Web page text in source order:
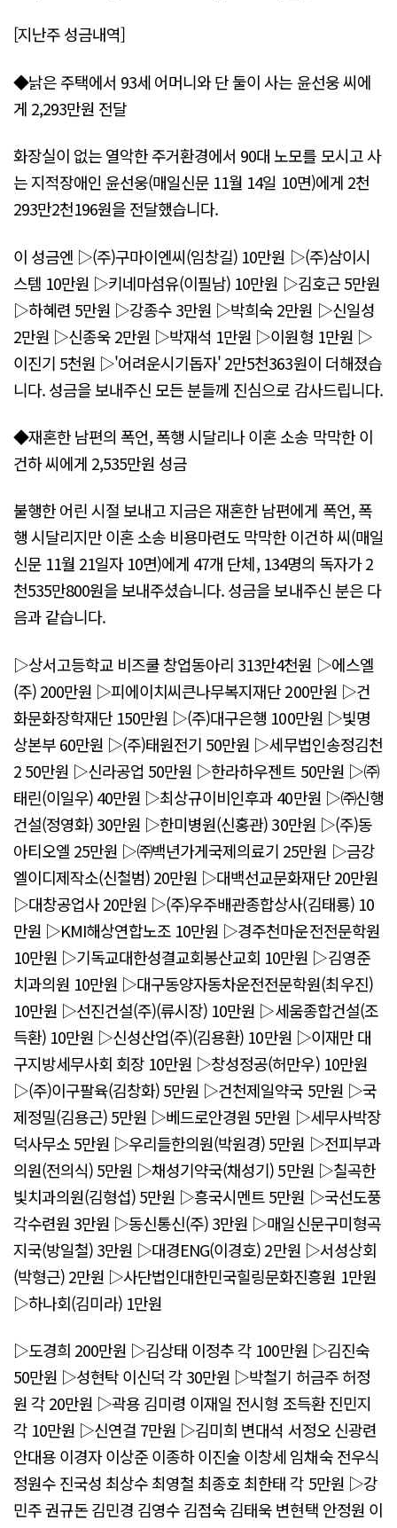
[지난주 성금내역]
◆낡은 주택에서 93세 어머니와 단 둘이 사는 윤선웅 씨에
게 2,293만원 전달
화장실이 없는 열악한 주거환경에서 90대 노모를 모시고 사
는 지적장애인 윤선웅(매일신문 11월 14일 10면)에게 2천
293만2천196원을 전달했습니다.
이 성금엔 ▷(주)구마이엔씨(임창길) 10만원 ▷(주)삼이시
스템 10만원 ▷키네마섬유(이필남) 10만원 ▷김호근 5만원
▷하혜련 5만원 ▷강종수 3만원 ▷박희숙 2만원 ▷신일성
2만원 ▷신종욱 2만원 ▷박재석 1만원 ▷이원형 1만원 ▷
이진기 5천원 ▷'어려운시기돕자' 2만5천363원이 더해졌습
니다. 성금을 보내주신 모든 분들께 진심으로 감사드립니다.
◆재혼한 남편의 폭언, 폭행 시달리나 이혼 소송 막막한 이
건하 씨에게 2,535만원 성금
불행한 어린 시절 보내고 지금은 재혼한 남편에게 폭언, 폭
행 시달리지만 이혼 소송 비용마련도 막막한 이건하 씨(매일
신문 11월 21일자 10면)에게 47개 단체, 134명의 독자가 2
천535만800원을 보내주셨습니다. 성금을 보내주신 분은 다
음과 같습니다.
▷상서고등학교 비즈쿨 창업동아리 313만4천원 ▷에스엘
(주) 200만원 ▷피에이치씨큰나무복지재단 200만원 ▷건
화문화장학재단 150만원 ▷(주)대구은행 100만원 ▷빛명
상본부 60만원 ▷(주)태원전기 50만원 ▷세무법인송정김천
2 50만원 ▷신라공업 50만원 ▷한라하우젠트 50만원 ▷㈜
태린(이일우) 40만원 ▷최상규이비인후과 40만원 ▷㈜신행
건설(정영화) 30만원 ▷한미병원(신홍관) 30만원 ▷(주)동
아티오엘 25만원 ▷㈜백년가게국제의료기 25만원 ▷금강
엘이디제작소(신철범) 20만원 ▷대백선교문화재단 20만원
▷대창공업사 20만원 ▷(주)우주배관종합상사(김태룡) 10
만원 ▷KMI해상연합노조 10만원 ▷경주천마운전전문학원
10만원 ▷기독교대한성결교회봉산교회 10만원 ▷김영준
치과의원 10만원 ▷대구동양자동차운전전문학원(최우진)
10만원 ▷선진건설(주)(류시장) 10만원 ▷세움종합건설(조
득환) 10만원 ▷신성산업(주)(김용환) 10만원 ▷이재만 대
구지방세무사회 회장 10만원 ▷창성정공(허만우) 10만원
▷(주)이구팔육(김창화) 5만원 ▷건천제일약국 5만원 ▷국
제정밀(김용근) 5만원 ▷베드로안경원 5만원 ▷세무사박장
덕사무소 5만원 ▷우리들한의원(박원경) 5만원 ▷전피부과
의원(전의식) 5만원 ▷채성기약국(채성기) 5만원 ▷칠곡한
빛치과의원(김형섭) 5만원 ▷흥국시멘트 5만원 ▷국선도풍
각수련원 3만원 ▷동신통신(주) 3만원 ▷매일신문구미형곡
지국(방일철) 3만원 ▷대경ENG(이경호) 2만원 ▷서성상회
(박형근) 2만원 ▷사단법인대한민국힐링문화진흥원 1만원
▷하나회(김미라) 1만원
▷도경희 200만원 ▷김상태 이정추 각 100만원 ▷김진숙
50만원 ▷성현탁 이신덕 각 30만원 ▷박철기 허금주 허정
원 각 20만원 ▷곽용 김미령 이재일 전시형 조득환 진민지
각 10만원 ▷신연걸 7만원 ▷김미희 변대석 서정오 신광련
안대용 이경자 이상준 이종하 이진술 이창세 임채숙 전우식
정원수 진국성 최상수 최영철 최종호 최한태 각 5만원 ▷강
민주 권규돈 김민경 김영수 김점숙 김태욱 변현택 안정원 이